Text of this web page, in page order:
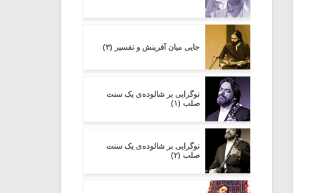
جایی میان آفرینش و تفسیر (۳)
نوگرایی بر شالوده‌ی یک سنت
صلب (۱)
نوگرایی بر شالوده‌ی یک سنت
صلب (۲)